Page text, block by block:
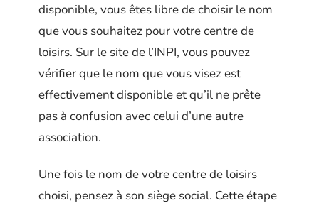
disponible, vous êtes libre de choisir le nom
que vous souhaitez pour votre centre de
loisirs. Sur le site de l’INPI, vous pouvez
vérifier que le nom que vous visez est
effectivement disponible et qu’il ne prête
pas à confusion avec celui d’une autre
association.
Une fois le nom de votre centre de loisirs
choisi, pensez à son siège social. Cette étape